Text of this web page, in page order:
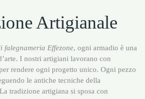
Artigianale
falegnameria Effezone, ogni armadio è una
I nostri artigiani lavorano con
rendere ogni progetto unico. Ogni pezzo
le antiche tecniche della
tradizione artigiana si sposa con